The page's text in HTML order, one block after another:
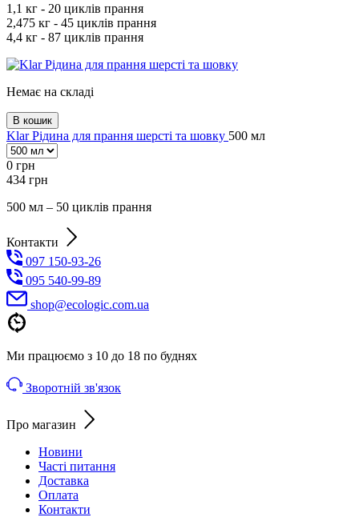
1,1 кг - 20 циклів прання
2,475 кг - 45 циклів прання
4,4 кг - 87 циклів прання
Немає на складі
В кошик
Klar Рідина для прання шерсті та шовку 500 мл
0 грн
434 грн
500 мл – 50 циклів прання
Контакти
097 150-93-26
095 540-99-89
shoр@ecologic.com.ua
Ми працюємо з 10 до 18 по буднях
Зворотній зв'язок
Про магазин
Новини
Часті питання
Доставка
Оплата
Контакти